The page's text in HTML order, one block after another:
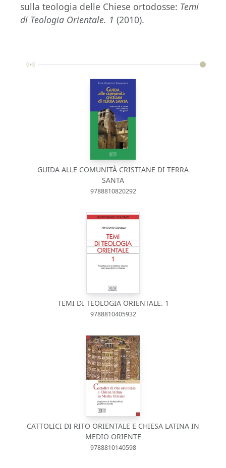
sulla teologia delle Chiese ortodosse: Temi
di Teologia Orientale. 1 (2010).
GUIDA ALLE COMUNITÀ CRISTIANE DI TERRA
SANTA
9788810820292
TEMI DI TEOLOGIA ORIENTALE. 1
9788810405932
CATTOLICI DI RITO ORIENTALE E CHIESA LATINA IN
MEDIO ORIENTE
9788810140598